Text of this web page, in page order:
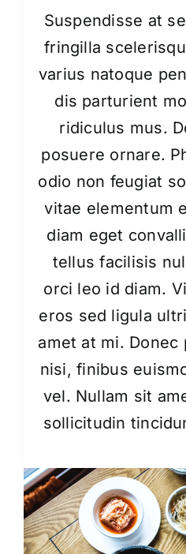
Bibimbap
Suspendisse at
fringilla
varius natoque
dis parturient
ridiculus mus.
posuere ornare.
odio non feugiat
vitae elementum
diam eget
tellus facilisis
orci leo id diam.
eros sed ligula
amet at mi. Donec
nisi, finibus
vel. Nullam sit
sollicitudin